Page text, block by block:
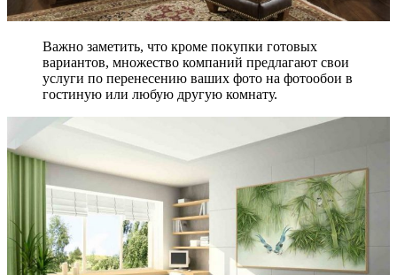
Важно заметить, что кроме покупки готовых
вариантов, множество компаний предлагают свои
услуги по перенесению ваших фото на фотообои в
гостиную или любую другую комнату.